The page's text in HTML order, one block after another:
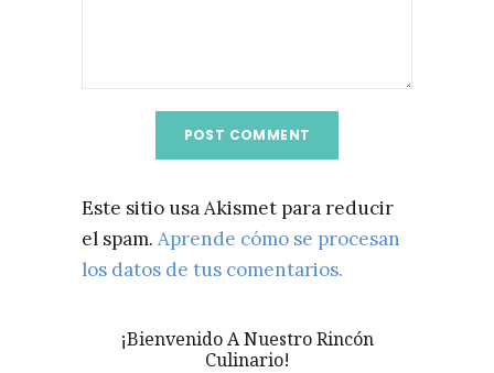
Este sitio usa Akismet para reducir
el spam. Aprende cómo se procesan
los datos de tus comentarios.
¡Bienvenido A Nuestro Rincón
Culinario!